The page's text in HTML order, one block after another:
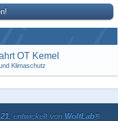
OT Kemel
Klimaschutz
, entwickelt von WoltLab®